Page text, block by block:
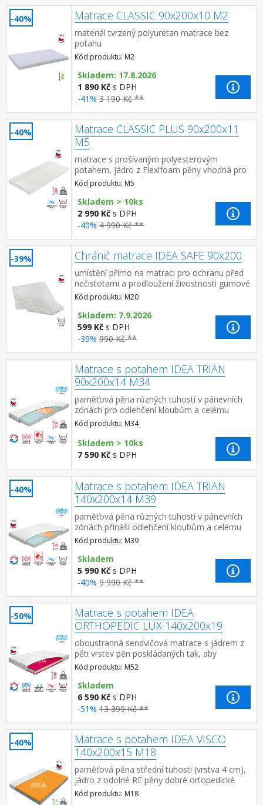
-40% Matrace CLASSIC 90x200x10 M2
materiál tvrzený polyuretan matrace bez
potahu
Kód produktu: M2
Skladem: 17.8.2026
1 890 Kč s DPH
-41% 3 190 Kč **
-40%
Matrace CLASSIC PLUS 90x200x11
M5
matrace s prošívaným polyesterovým
potahem, jádro z Flexifoam pěny vhodná pro
všechny typy roštů potah snímatelný a
pratelný do 40 °C doporu...
Kód produktu: M5
Skladem > 10ks
2 990 Kč s DPH
-40% 4 990 Kč **
-39% Chránič matrace IDEA SAFE 90x200
umístění přímo na matraci pro ochranu před
nečistotami a prodloužení živostnosti gumové
pásy v rozích zajišťují chránič proti posu...
Kód produktu: M20
Skladem: 7.9.2026
599 Kč s DPH
-39% 990 Kč **
Matrace s potahem IDEA TRIAN
90x200x14 M34
paměťová pěna různých tuhostí v pánevních
zónách pro odlehčení kloubům a celému
pohybovému aparátu 7zónová
anatomická masážní profilace přin...
Kód produktu: M34
Skladem > 10ks
7 590 Kč s DPH
-40%
Matrace s potahem IDEA TRIAN
140x200x14 M39
paměťová pěna různých tuhostí v pánevních
zónách přináší odlehčení kloubům a celému
pohybovému aparátu 7zónová
anatomická masážní profilace ...
Kód produktu: M39
Skladem
5 990 Kč s DPH
-40% 9 990 Kč **
-50%
Matrace s potahem IDEA
ORTHOPEDIC LUX 140x200x19
oboustranná sendvičová matrace s jádrem z
pěti vrstev pěn poskládaných tak, aby
podporovaly tělo a páteř při spánku rozdílná
tuhost pěn na ložníc...
Kód produktu: M52
Skladem
6 590 Kč s DPH
-51% 13 399 Kč **
-40%
Matrace s potahem IDEA VISCO
140x200x15 M18
paměťová pěna střední tuhosti (vrstva 4 cm),
jádro z odolné RE pěny dobré ortopedické
vlastností a dlouhá životnost matrace vhodná
pro všech...
Kód produktu: M18